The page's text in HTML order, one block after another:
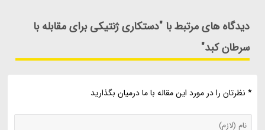
دیدگاه های مرتبط با "دستکاری ژنتیکی برای مقابله با
سرطان کبد"
* نظرتان را در مورد این مقاله با ما درمیان بگذارید